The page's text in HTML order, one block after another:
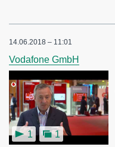
14.06.2018 – 11:01
Vodafone GmbH
1 1